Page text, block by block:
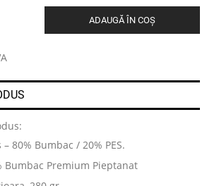
ADAUGĂ ÎN COȘ
80% Bumbac / 20% PES.
Bumbac Premium Pieptanat